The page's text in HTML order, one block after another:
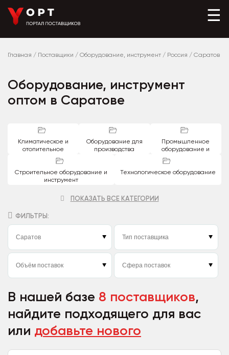
☰
Главная / Поставщики / Оборудование, инструмент / Россия / Саратов
Оборудование, инструмент
оптом в Саратове
Климатическое и
отопительное
оборудование
Оборудование для
производства
Промышленное
оборудование и
автоматика
Строительное оборудование и
инструмент
Технологическое оборудование
ПОКАЗАТЬ ВСЕ КАТЕГОРИИ
ФИЛЬТРЫ:
В нашей базе 8 поставщиков,
найдите подходящего для вас
или добавьте нового